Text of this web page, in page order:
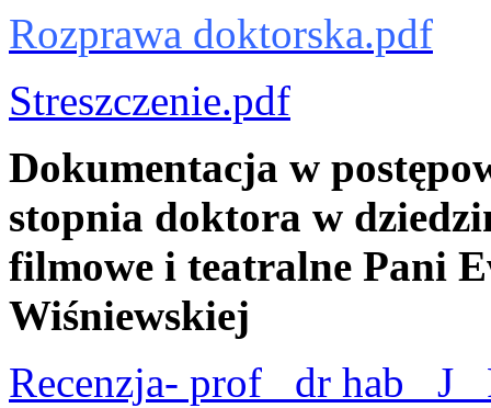
Rozprawa doktorska.pdf
Streszczenie.pdf
Dokumentacja w
stopnia doktora w
filmowe i teatralne Pani
Wiśniewskiej
Recenzja- prof_ dr hab_